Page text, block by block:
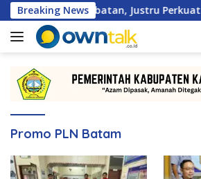
Langsung
ke
konten
Breaking News
Hambatan, Justru Perkuat Iklim
Promo PLN Batam